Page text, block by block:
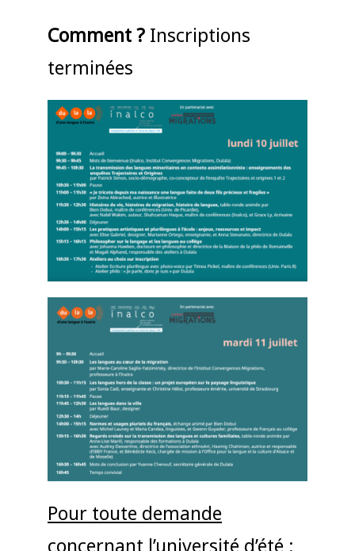
Comment ?Inscriptions
terminées
Pour toute demande
concernant l’université d’été :